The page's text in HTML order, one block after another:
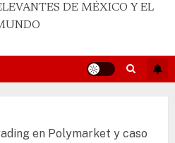
DE MÉXICO Y EL
en Polymarket y caso